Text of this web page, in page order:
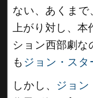
ない、あくまで
上がり対し、
ション西部劇な
も ジョン・スタ
しかし、 ジョン